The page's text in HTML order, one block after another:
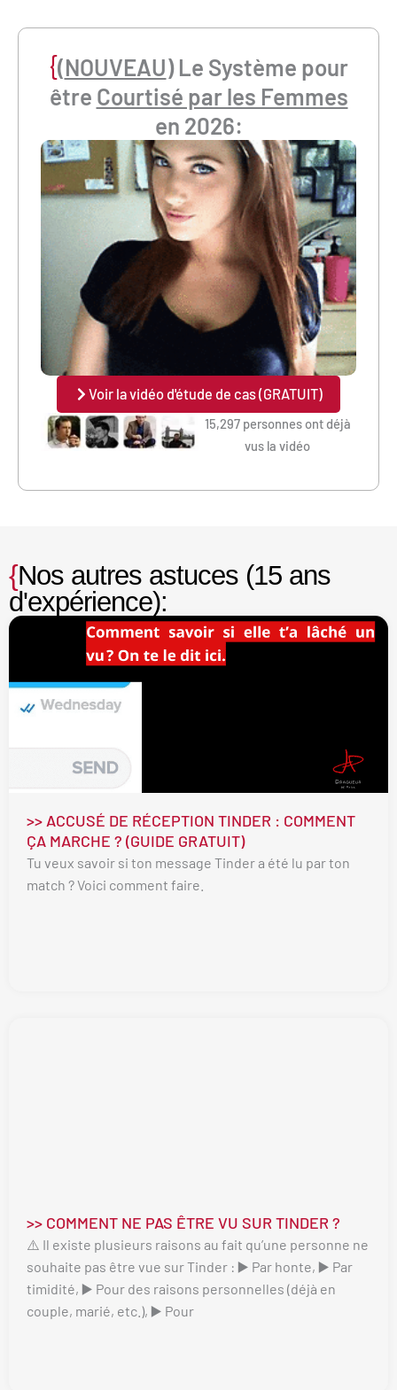
{(NOUVEAU) Le Système pour
être Courtisé par les Femmes
en 2026:
Voir la vidéo d'étude de cas (GRATUIT)
15,297 personnes ont déjà
vus la vidéo
{Nos autres astuces (15 ans
d'expérience):
>> ACCUSÉ DE RÉCEPTION TINDER : COMMENT
ÇA MARCHE ? (GUIDE GRATUIT)
Tu veux savoir si ton message Tinder a été lu par ton
match ? Voici comment faire.
>> COMMENT NE PAS ÊTRE VU SUR TINDER ?
⚠️ Il existe plusieurs raisons au fait qu’une personne ne
souhaite pas être vue sur Tinder : ▶️ Par honte, ▶️ Par
timidité, ▶️ Pour des raisons personnelles (déjà en
couple, marié, etc.), ▶️ Pour